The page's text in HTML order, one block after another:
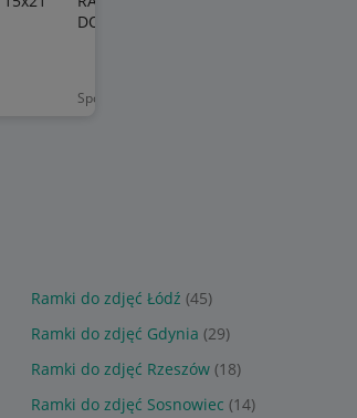
Sponsorowane
DO ZDJĘĆ PREZNT ŚLUBNY
Ramki do zdjęć Łódź (45)
Ramki do zdjęć Gdynia (29)
Ramki do zdjęć Rzeszów (18)
Ramki do zdjęć Sosnowiec (14)